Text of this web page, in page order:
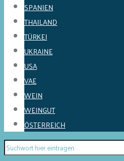
SPANIEN
THAILAND
TÜRKEI
UKRAINE
USA
VAE
WEIN
WEINGUT
ÖSTERREICH